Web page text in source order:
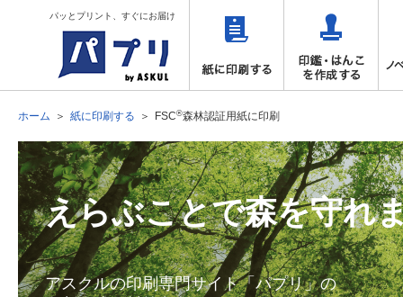
パッとプリント、すぐにお届け
ホーム 紙に印刷する FSC®森林認証用紙に印刷
えらぶことで森を守れ
アスクルの印刷専門サイト「パプリ」の